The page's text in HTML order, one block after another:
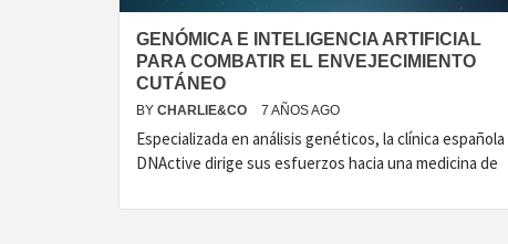
GENÓMICA E INTELIGENCIA ARTIFICIAL
PARA COMBATIR EL ENVEJECIMIENTO
CUTÁNEO
BY CHARLIE&CO 7 AÑOS AGO
Especializada en análisis genéticos, la clínica española
DNActive dirige sus esfuerzos hacia una medicina de